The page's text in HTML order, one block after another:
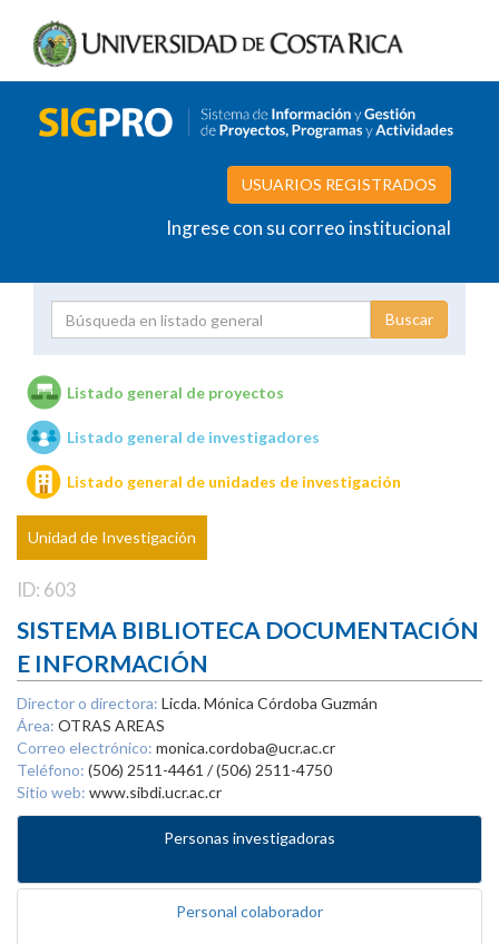
USUARIOS REGISTRADOS
Ingrese con su correo institucional
Unidades de investigación
Listado general de proyectos
Listado general de investigadores
Listado general de unidades de investigación
Unidad de Investigación
ID: 603
SISTEMA BIBLIOTECA DOCUMENTACIÓN
E INFORMACIÓN
Director o directora: Licda. Mónica Córdoba Guzmán
Área: OTRAS AREAS
Correo electrónico: monica.cordoba@ucr.ac.cr
Teléfono: (506) 2511-4461 / (506) 2511-4750
Sitio web: www.sibdi.ucr.ac.cr
Personas investigadoras
Personal colaborador